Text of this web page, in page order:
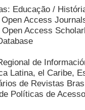
Educação /
Access
Access
de
Latina, el Caribe,
de Revistas
Políticas de